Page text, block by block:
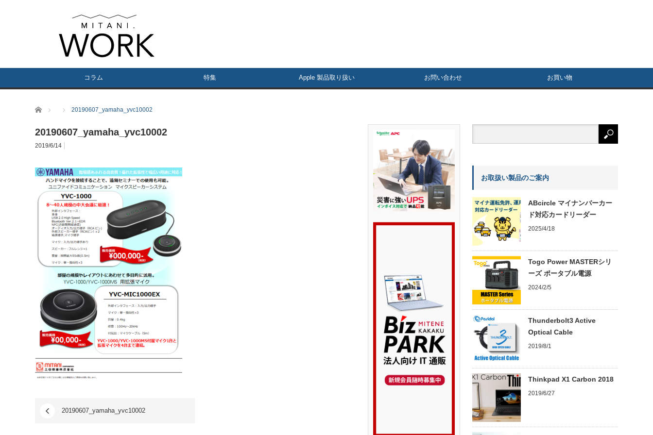
コラム 特集 Apple 製品取り扱い お問い合わせ お買い物
ホーム 20190607_yamaha_yvc10002
20190607_yamaha_yvc10002
2019/6/14
20190607_yamaha_yvc10002
お取扱い製品のご案内
ABcircle マイナンバーカー
ド対応カードリーダー
2025/4/18
Togo Power MASTERシリ
ーズ ポータブル電源
2024/2/5
Thunderbolt3 Active
Optical Cable
2019/8/1
Thinkpad X1 Carbon 2018
2019/6/27